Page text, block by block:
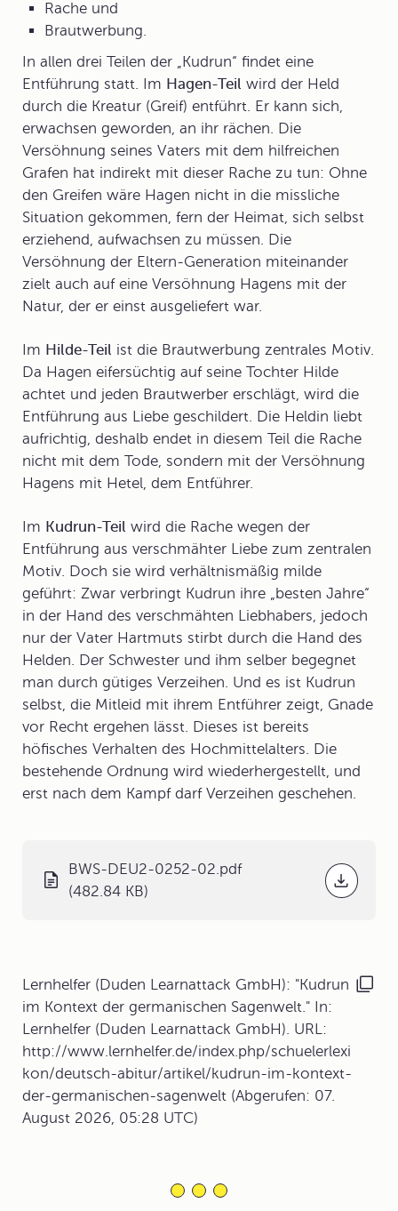
Rache und
Brautwerbung.
In allen drei Teilen der „Kudrun“ findet eine
Entführung statt. Im Hagen-Teil wird der Held
durch die Kreatur (Greif) entführt. Er kann sich,
erwachsen geworden, an ihr rächen. Die
Versöhnung seines Vaters mit dem hilfreichen
Grafen hat indirekt mit dieser Rache zu tun: Ohne
den Greifen wäre Hagen nicht in die missliche
Situation gekommen, fern der Heimat, sich selbst
erziehend, aufwachsen zu müssen. Die
Versöhnung der Eltern-Generation miteinander
zielt auch auf eine Versöhnung Hagens mit der
Natur, der er einst ausgeliefert war.
Im Hilde-Teil ist die Brautwerbung zentrales Motiv.
Da Hagen eifersüchtig auf seine Tochter Hilde
achtet und jeden Brautwerber erschlägt, wird die
Entführung aus Liebe geschildert. Die Heldin liebt
aufrichtig, deshalb endet in diesem Teil die Rache
nicht mit dem Tode, sondern mit der Versöhnung
Hagens mit Hetel, dem Entführer.
Im Kudrun-Teil wird die Rache wegen der
Entführung aus verschmähter Liebe zum zentralen
Motiv. Doch sie wird verhältnismäßig milde
geführt: Zwar verbringt Kudrun ihre „besten Jahre“
in der Hand des verschmähten Liebhabers, jedoch
nur der Vater Hartmuts stirbt durch die Hand des
Helden. Der Schwester und ihm selber begegnet
man durch gütiges Verzeihen. Und es ist Kudrun
selbst, die Mitleid mit ihrem Entführer zeigt, Gnade
vor Recht ergehen lässt. Dieses ist bereits
höfisches Verhalten des Hochmittelalters. Die
bestehende Ordnung wird wiederhergestellt, und
erst nach dem Kampf darf Verzeihen geschehen.
BWS-DEU2-0252-02.pdf
(482.84 KB)
Lernhelfer (Duden Learnattack GmbH): "Kudrun
im Kontext der germanischen Sagenwelt." In:
Lernhelfer (Duden Learnattack GmbH). URL:
http://www.lernhelfer.de/index.php/schuelerlexi
kon/deutsch-abitur/artikel/kudrun-im-kontext-
der-germanischen-sagenwelt (Abgerufen: 07.
August 2026, 05:28 UTC)